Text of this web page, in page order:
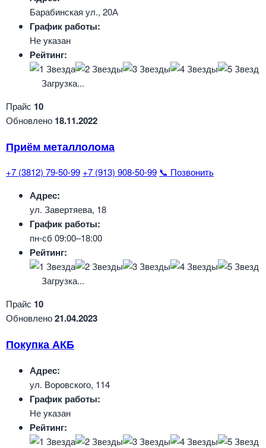
Барабинская ул., 20А
График работы:
Не указан
Рейтинг:
Загрузка...
Прайс 10
Обновлено 18.11.2022
Приём металлолома
+7 (3812) 79-50-99 +7 (913) 908-50-99 📞 Позвонить
Адрес:
ул. Завертяева, 18
График работы:
пн-сб 09:00–18:00
Рейтинг:
Загрузка...
Прайс 10
Обновлено21.04.2023
Покупка АКБ
Адрес:
ул. Воровского, 114
График работы:
Не указан
Рейтинг: